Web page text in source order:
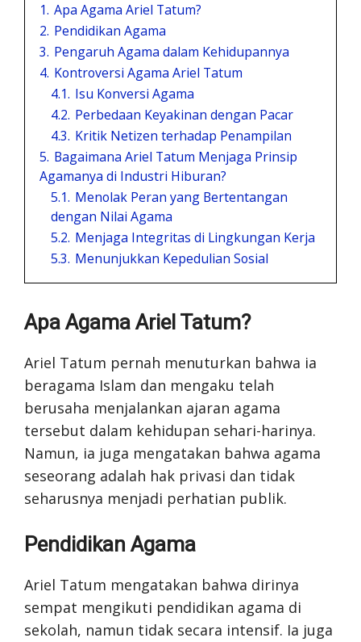
1. Apa Agama Ariel Tatum?
2. Pendidikan Agama
3. Pengaruh Agama dalam Kehidupannya
4. Kontroversi Agama Ariel Tatum
4.1. Isu Konversi Agama
4.2. Perbedaan Keyakinan dengan Pacar
4.3. Kritik Netizen terhadap Penampilan
5. Bagaimana Ariel Tatum Menjaga Prinsip
Agamanya di Industri Hiburan?
5.1. Menolak Peran yang Bertentangan
dengan Nilai Agama
5.2. Menjaga Integritas di Lingkungan Kerja
5.3. Menunjukkan Kepedulian Sosial
Apa Agama Ariel Tatum?
Ariel Tatum pernah menuturkan bahwa ia
beragama Islam dan mengaku telah
berusaha menjalankan ajaran agama
tersebut dalam kehidupan sehari-harinya.
Namun, ia juga mengatakan bahwa agama
seseorang adalah hak privasi dan tidak
seharusnya menjadi perhatian publik.
Pendidikan Agama
Ariel Tatum mengatakan bahwa dirinya
sempat mengikuti pendidikan agama di
sekolah, namun tidak secara intensif. Ia juga